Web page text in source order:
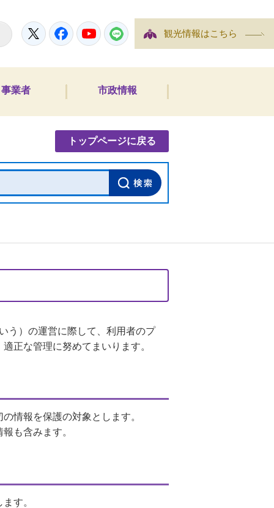
TwitterFacebookYouTubeLINE 観光情報はこちら
事業者 市政情報
トップページに戻る
）の運営に際して、利用者のプ
正な管理に努めてまいります。
情報を保護の対象とします。
も含みます。
す。